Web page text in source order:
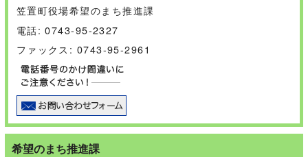
笠置町役場希望のまち推進課
電話: 0743-95-2327
ファックス: 0743-95-2961
希望のまち推進課